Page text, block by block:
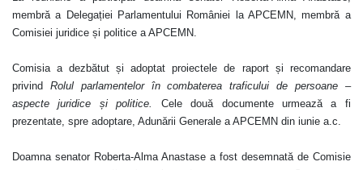
membră a Delegației Parlamentului României la APCEMN, membră a
Comisiei juridice și politice a APCEMN.
Comisia a dezbătut și adoptat proiectele de raport și recomandare
privind
Rolul parlamentelor în combaterea traficului de persoane –
aspecte juridice și politice. Cele două documente urmează a fi
prezentate, spre adoptare, Adunării Generale a APCEMN din iunie a.c.
Doamna senator Roberta-Alma Anastase a fost desemnată de Comisie